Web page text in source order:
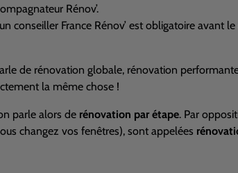
Rénov’.
France Rénov’ est obligatoire avant
de rénovation globale, rénovation
la même chose !
parle alors de rénovation par étape. Par
changez vos fenêtres), sont appelées